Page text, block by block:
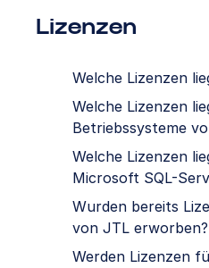
Lizenzen
Welche Lizenzen
Welche Lizenzen
Betriebssysteme
Welche Lizenzen
Microsoft SQL-
Wurden bereits
von JTL erworben?
Werden Lizenzen